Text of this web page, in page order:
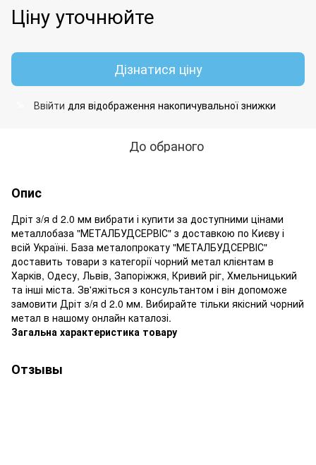
Ціну уточнюйте
Дізнатися ціну
Ввійти для відображення накопичувальної знижки
До обраного
Опис
Дріт з/я d 2.0 мм вибрати і купити за доступними цінами
металлобаза "МЕТАЛБУДСЕРВІС" з доставкою по Києву і
всій Україні. База металопрокату "МЕТАЛБУДСЕРВІС"
доставить товари з категорії чорний метал клієнтам в
Харків, Одесу, Львів, Запоріжжя, Кривий ріг, Хмельницький
та інші міста. Зв'яжіться з консультантом і він допоможе
замовити Дріт з/я d 2.0 мм. Вибирайте тільки якісний чорний
метал в нашому онлайн каталозі.
Загальна характеристика товару
Отзывы